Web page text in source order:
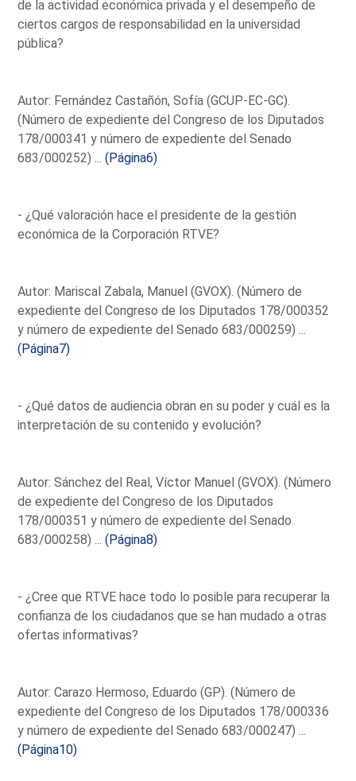
de la actividad económica privada y el desempeño de
ciertos cargos de responsabilidad en la universidad
pública?
Autor: Fernández Castañón, Sofía (GCUP-EC-GC).
(Número de expediente del Congreso de los Diputados
178/000341 y número de expediente del Senado
683/000252) ...(Página6)
- ¿Qué valoración hace el presidente de la gestión
económica de la Corporación RTVE?
Autor: Mariscal Zabala, Manuel (GVOX). (Número de
expediente del Congreso de los Diputados 178/000352
y número de expediente del Senado 683/000259) ...
(Página7)
- ¿Qué datos de audiencia obran en su poder y cuál es la
interpretación de su contenido y evolución?
Autor: Sánchez del Real, Víctor Manuel (GVOX). (Número
de expediente del Congreso de los Diputados
178/000351 y número de expediente del Senado
683/000258) ...(Página8)
- ¿Cree que RTVE hace todo lo posible para recuperar la
confianza de los ciudadanos que se han mudado a otras
ofertas informativas?
Autor: Carazo Hermoso, Eduardo (GP). (Número de
expediente del Congreso de los Diputados 178/000336
y número de expediente del Senado 683/000247) ...
(Página10)